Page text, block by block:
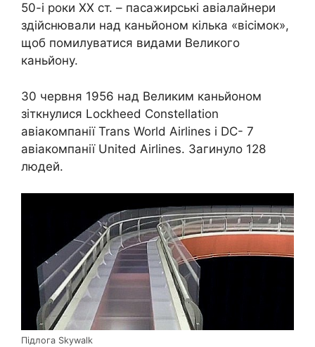
50-і роки ХХ ст. – пасажирські авіалайнери
здійснювали над каньйоном кілька «вісімок»,
щоб помилуватися видами Великого
каньйону.
30 червня 1956 над Великим каньйоном
зіткнулися Lockheed Constellation
авіакомпанії Trans World Airlines і DC- 7
авіакомпанії United Airlines. Загинуло 128
людей.
Підлога Skywalk